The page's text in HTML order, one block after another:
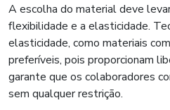
A escolha do material deve
flexibilidade e a elasticidade.
elasticidade, como materiais
preferíveis, pois proporcionam
garante que os colaboradores
sem qualquer restrição.